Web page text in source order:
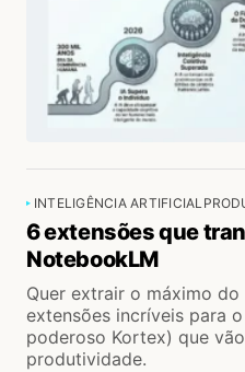
INTELIGÊNCIA ARTIFICIAL
6 extensões que
NotebookLM
Quer extrair o máximo
extensões incríveis para
poderoso Kortex) que
produtividade.